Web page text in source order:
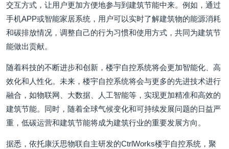
交互方式，让用户更加方便地参与到建筑节能中来。例如，通过
手机APP或智能家居系统，用户可以实时了解建筑物的能源消耗
和碳排放情况，调整自己的行为习惯和使用方式，共同为建筑节
能做出贡献。
随着科技的不断进步和创新，楼宇自控系统将会更加智能化、高
效化和人性化。未来，楼宇自控系统将会与更多的先进技术进行
融合，如物联网、大数据、人工智能等，实现更加精准和高效的
建筑节能。同时，随着全球气候变化和可持续发展问题的日益严
重，低碳运营和建筑节能将成为建筑行业的重要发展方向。
据悉，依托康沃思物联自主研发的CtrlWorks楼宇自控系统，聚